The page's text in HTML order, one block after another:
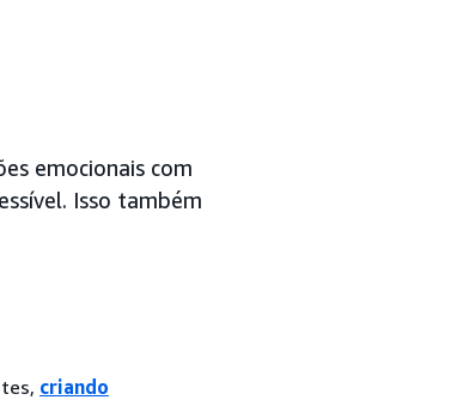
emocionais com
Isso também
criando